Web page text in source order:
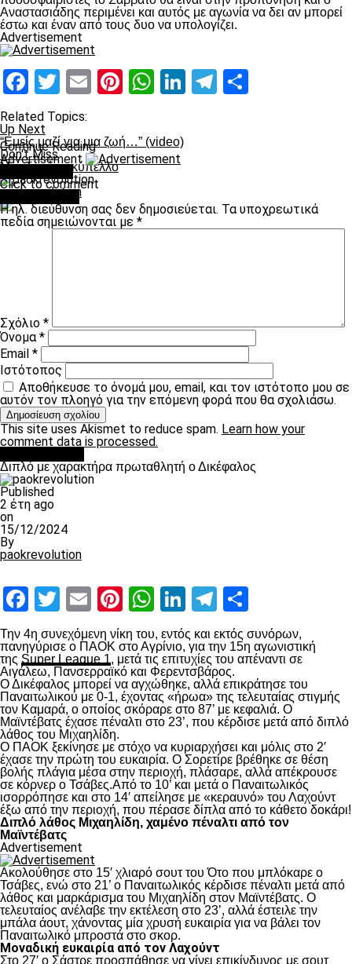
Αναστασιάδης περιμένει και αυτός με αγωνία να δει αν μπορεί
έστω και έναν από τους δυο να υπολογίζει.
Advertisement
Facebook
Twitter
EmailPinterest
WhatsApp
LinkedIn
Telegram
Related Topics:
Up Next
“Εμείς μαζί για μια ζωή…” (video)
Don't Miss
Με οδηγό το κύπελλο
paokrevolution
Continue Reading
Advertisement
Click to comment
Η ηλ. διεύθυνση σας δεν δημοσιεύεται. Τα υποχρεωτικά
πεδία σημειώνονται με *
Σχόλιο *
Όνομα*
Email *
Ιστότοπος
Αποθήκευσε το όνομά μου, email, και τον ιστότοπο μου σε
αυτόν τον πλοηγό για την επόμενη φορά που θα σχολιάσω.
This site uses Akismet to reduce spam. Learn how your
comment data is processed.
Διπλό με χαρακτήρα πρωταθλητή ο Δικέφαλος
Published
2 έτη ago
on
15/12/2024
By
paokrevolution
Facebook
Twitter
EmailPinterest
WhatsApp
LinkedIn
Telegram
Την 4η συνεχόμενη νίκη του, εντός και εκτός συνόρων,
πανηγύρισε ο ΠΑΟΚ στο Αγρίνιο, για την 15η αγωνιστική
της Super League 1, μετά τις επιτυχίες του απέναντι σε
Αιγάλεω, Πανσερραϊκό και Φερεντσβάρος.
Ο Δικέφαλος μπορεί να αγχώθηκε, αλλά επικράτησε του
Παναιτωλικού με 0-1, έχοντας «ήρωα» της τελευταίας στιγμής
τον Καμαρά, ο οποίος σκόραρε στο 87’ με κεφαλιά. Ο
Μαϊντέβατς έχασε πέναλτι στο 23’, που κέρδισε μετά από διπλό
λάθος του Μιχαηλίδη.
Ο ΠΑΟΚ ξεκίνησε με στόχο να κυριαρχήσει και μόλις στο 2′
έχασε την πρώτη του ευκαιρία. Ο Σορετίρε βρέθηκε σε θέση
βολής πλάγια μέσα στην περιοχή, πλάσαρε, αλλά απέκρουσε
σε κόρνερ ο Τσάβες.Από το 10’ και μετά ο Παναιτωλικός
ισορρόπησε και στο 14′ απείλησε με «κεραυνό» του Λαχούντ
έξω από την περιοχή, που πέρασε δίπλα από το κάθετο δοκάρι!
Διπλό λάθος Μιχαηλίδη, χαμένο πέναλτι από τον
Μαϊντέβατς
Advertisement
Ακολούθησε στο 15′ χλιαρό σουτ του Ότο που μπλόκαρε ο
Τσάβες, ενώ στο 21’ ο Παναιτωλικός κέρδισε πέναλτι μετά από
λάθος και μαρκάρισμα του Μιχαηλίδη στον Μαϊντέβατς. Ο
τελευταίος ανέλαβε την εκτέλεση στο 23’, αλλά έστειλε την
μπάλα άουτ, χάνοντας μία χρυσή ευκαιρία για να βάλει τον
Παναιτωλικό μπροστά στο σκορ.
Μοναδική ευκαιρία από τον Λαχούντ
Στο 27′ ο Σάστρε προσπάθησε να γίνει επικίνδυνος με σουτ